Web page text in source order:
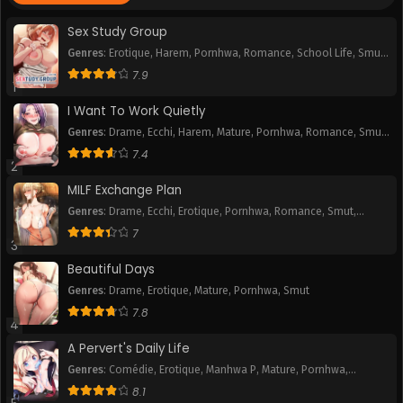
Chapitre 206
June 8, 2025
Chapitre 204
June 8, 2025
Chapitre 203
Chapitre 202
June 8, 2025 June 8, 2025
June 8, 2025
Chapitre 198
June 8, 2025
Chapitre 196
June 8, 2025
Chapitre 195
Chapitre 194
June 8, 2025 June 8, 2025
1
Sex Study Group
Genres: Erotique, Harem, Pornhwa, Romance, School Life, Smut,
Webtoon
7.9
2
I Want To Work Quietly
Genres: Drame, Ecchi, Harem, Mature, Pornhwa, Romance, Smut,
Webtoon
7.4
3
MILF Exchange Plan
Genres: Drame, Ecchi, Erotique, Pornhwa, Romance, Smut,
Webtoon
7
4
Beautiful Days
Genres: Drame, Erotique, Mature, Pornhwa, Smut
7.8
A Pervert's Daily Life
Genres: Comédie, Erotique, Manhwa P, Mature, Pornhwa,
Romance,Slice of Life
8.1